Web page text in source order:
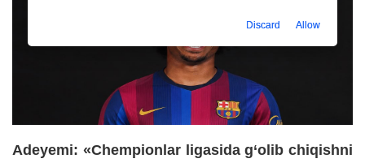
Adeyemi: «Chempionlar ligasida g‘olib chiqishni
Discard Allow